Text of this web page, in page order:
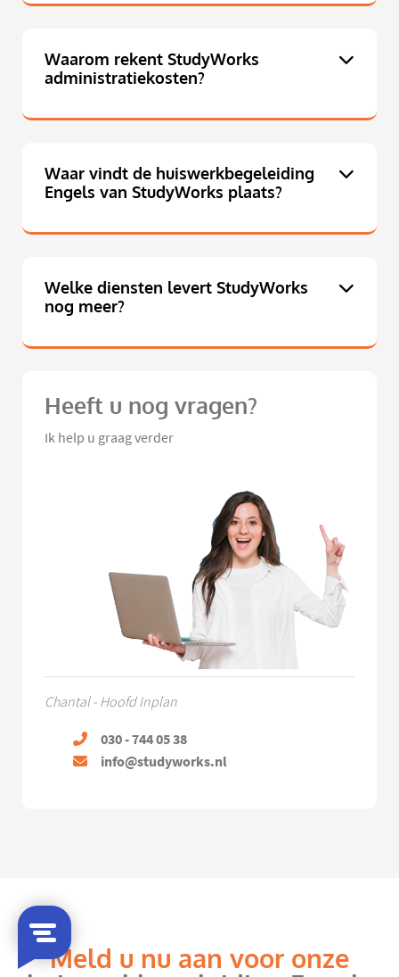
Waarom rekent StudyWorks
administratiekosten?
Waar vindt de huiswerkbegeleiding
Engels van StudyWorks plaats?
Welke diensten levert StudyWorks
nog meer?
Heeft u nog vragen?
Ik help u graag verder
Chantal - Hoofd Inplan
030 - 744 05 38
info@studyworks.nl
Meld u nu aan voor onze